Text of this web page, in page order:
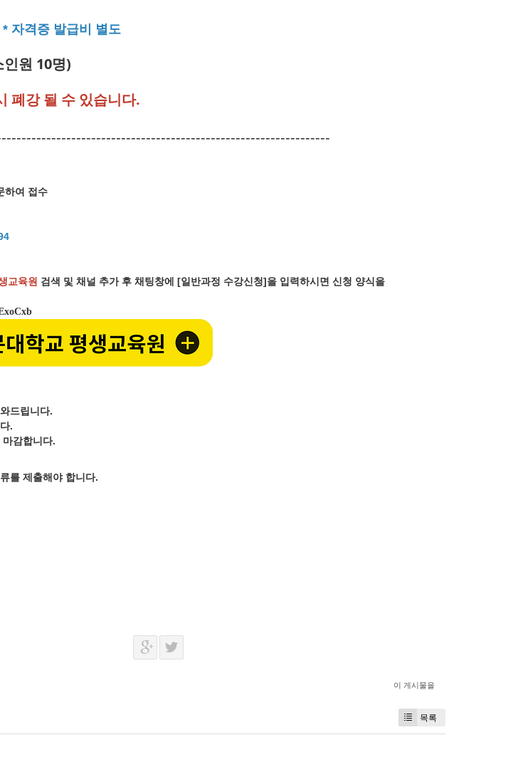
* 자격증 발급비 별도
원 10명)
폐강 될 수 있습니다.
하여 접수
교육원 검색 및 채널 추가 후 채팅창에 [일반과정 수강신청]을 입력하시면 신청 양식을
드립니다.
.
감합니다.
를 제출해야 합니다.
이 게시물을
목록